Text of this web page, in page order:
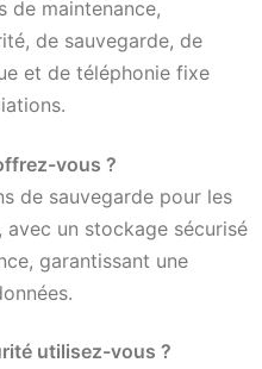
de maintenance,
de sauvegarde, de
et de téléphonie fixe
vous ?
de sauvegarde pour les
un stockage sécurisé
garantissant une
utilisez-vous ?